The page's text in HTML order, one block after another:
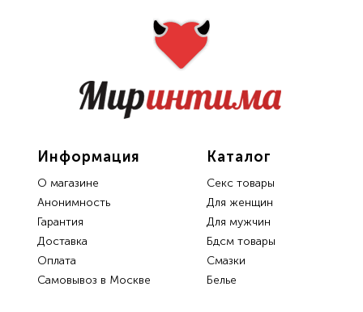
Каталог
Секс товары
Для женщин
Для мужчин
Бдсм товары
Смазки
Белье
Информация
О магазине
Анонимность
Гарантия
Доставка
Oплата
Самовывоз в Москве